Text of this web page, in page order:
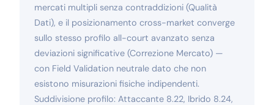
mercati multipli senza contraddizioni (Qualità
Dati), e il posizionamento cross-market converge
sullo stesso profilo all-court avanzato senza
deviazioni significative (Correzione Mercato) —
con Field Validation neutrale dato che non
esistono misurazioni fisiche indipendenti.
Suddivisione profilo: Attaccante 8.22, Ibrido 8.24,